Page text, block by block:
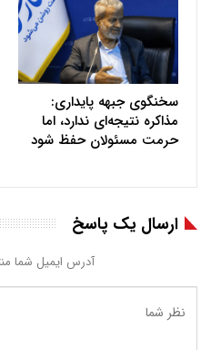
سخنگوی جبهه پایداری:
مذاکره نتیجه‌ای ندارد، اما
حرمت مسئولان حفظ شود
ارسال یک پاسخ
آدرس ایمیل شما